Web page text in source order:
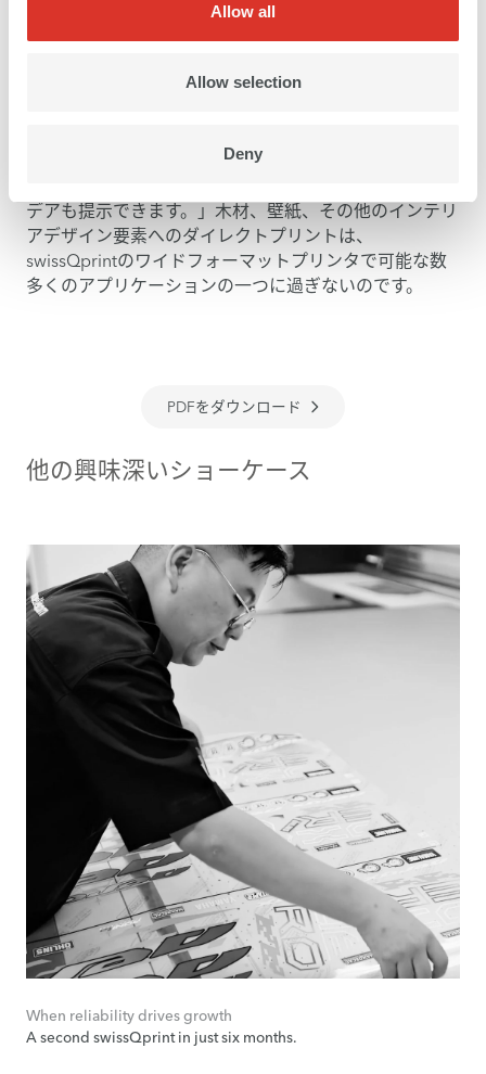
Allow all
Allow selection
Deny
驚くべき結果
swissQprintのスタッフはプロジェクトチームや職人た
満足しています。「スイスに到着したお客様にスイスの
デアも提示できます。」木材、壁紙、その他のインテリ
アデザイン要素へのダイレクトプリントは、
swissQprintのワイドフォーマットプリンタで可能な数
多くのアプリケーションの一つに過ぎないのです。
PDFをダウンロード
他の興味深いショーケース
When reliability drives growth
A second swissQprint in just six months.